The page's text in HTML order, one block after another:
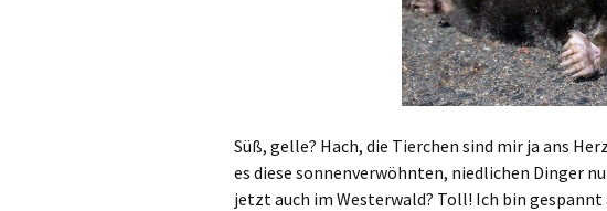
Süß, gelle? Hach, die Tierchen sind mir ja ans
es diese sonnenverwöhnten, niedlichen Dinger
jetzt auch im Westerwald? Toll! Ich bin gespannt